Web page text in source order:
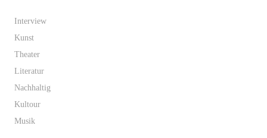
Interview
Kunst
Theater
Literatur
Nachhaltig
Kultour
Musik